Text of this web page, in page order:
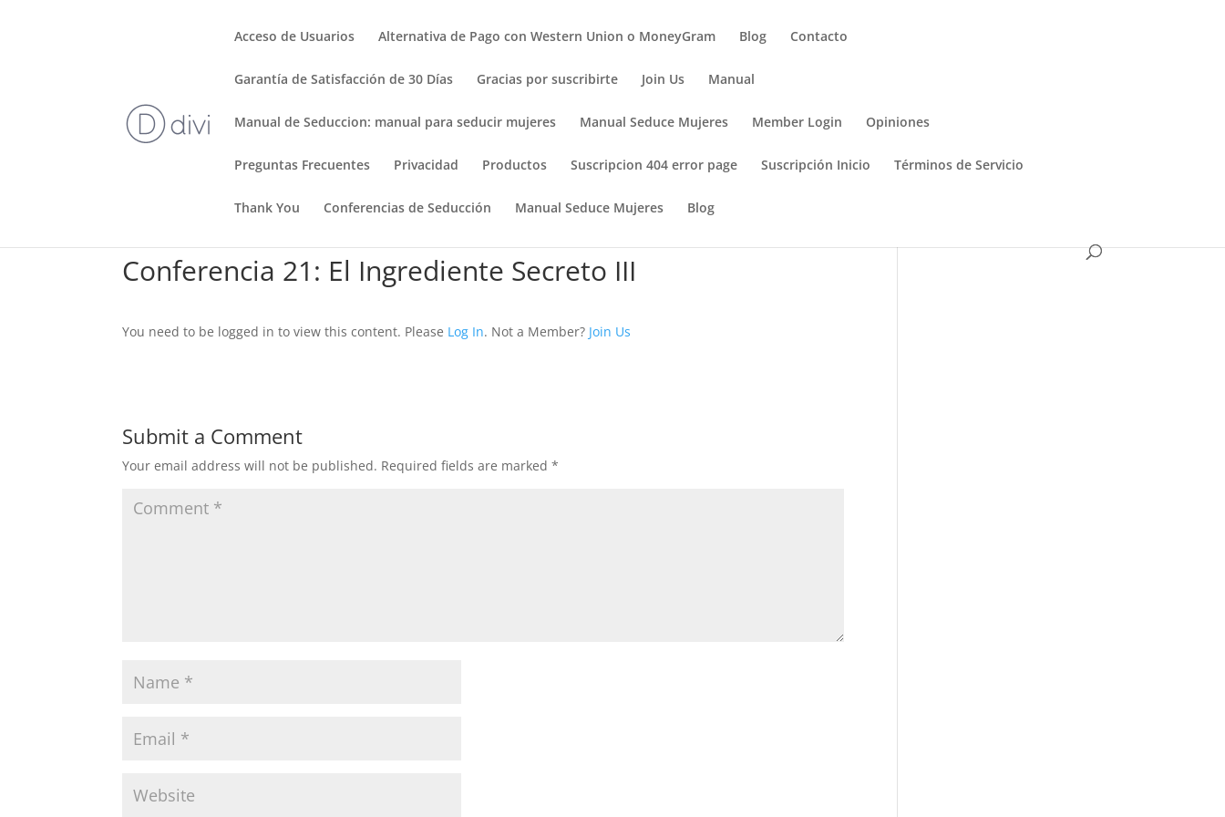
Acceso de Usuarios Alternativa de Pago con Western Union o MoneyGram Blog Contacto
Garantía de Satisfacción de 30 Días Gracias por suscribirte Join Us Manual
Manual de Seduccion: manual para seducir mujeres Manual Seduce Mujeres Member Login Opiniones
Preguntas Frecuentes Privacidad Productos Suscripcion 404 error page Suscripción Inicio Términos de Servicio
Thank You Conferencias de Seducción Manual Seduce Mujeres Blog
Conferencia 21: El Ingrediente Secreto III
You need to be logged in to view this content. Please Log In. Not a Member? Join Us
Submit a Comment
Your email address will not be published. Required fields are marked*